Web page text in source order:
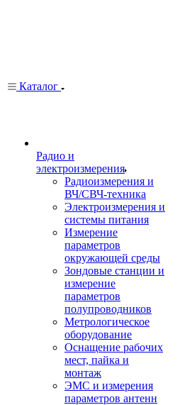
Каталог
Радио и
электроизмерения
Радиоизмерения и
ВЧ/СВЧ-техника
Электроизмерения и
системы питания
Измерение
параметров
окружающей среды
Зондовые станции и
измерение
параметров
полупроводников
Метрологическое
оборудование
Оснащение рабочих
мест, пайка и
монтаж
ЭМС и измерения
параметров антенн